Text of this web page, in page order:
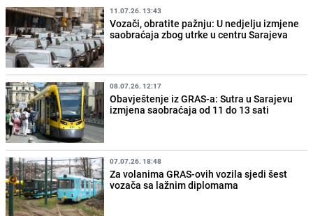
11.07.26. 13:43
Vozači, obratite pažnju: U nedjelju izmjene
saobraćaja zbog utrke u centru Sarajeva
08.07.26. 12:17
Obavještenje iz GRAS-a: Sutra u Sarajevu
izmjena saobraćaja od 11 do 13 sati
07.07.26. 18:48
Za volanima GRAS-ovih vozila sjedi šest
vozača sa lažnim diplomama